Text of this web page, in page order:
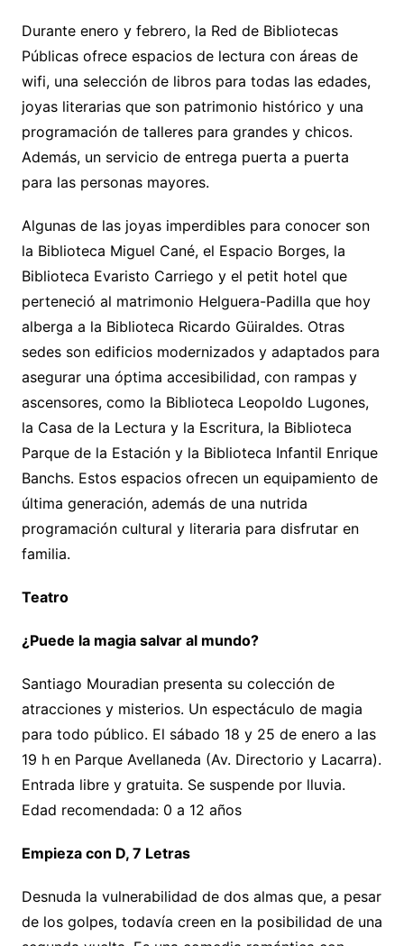
Durante enero y febrero, la Red de Bibliotecas
Públicas ofrece espacios de lectura con áreas de
wifi, una selección de libros para todas las edades,
joyas literarias que son patrimonio histórico y una
programación de talleres para grandes y chicos.
Además, un servicio de entrega puerta a puerta
para las personas mayores.
Algunas de las joyas imperdibles para conocer son
la Biblioteca Miguel Cané, el Espacio Borges, la
Biblioteca Evaristo Carriego y el petit hotel que
perteneció al matrimonio Helguera-Padilla que hoy
alberga a la Biblioteca Ricardo Güiraldes. Otras
sedes son edificios modernizados y adaptados para
asegurar una óptima accesibilidad, con rampas y
ascensores, como la Biblioteca Leopoldo Lugones,
la Casa de la Lectura y la Escritura, la Biblioteca
Parque de la Estación y la Biblioteca Infantil Enrique
Banchs. Estos espacios ofrecen un equipamiento de
última generación, además de una nutrida
programación cultural y literaria para disfrutar en
familia.
Teatro
¿Puede la magia salvar al mundo?
Santiago Mouradian presenta su colección de
atracciones y misterios. Un espectáculo de magia
para todo público. El sábado 18 y 25 de enero a las
19 h en Parque Avellaneda (Av. Directorio y Lacarra).
Entrada libre y gratuita. Se suspende por lluvia.
Edad recomendada: 0 a 12 años
Empieza con D, 7 Letras
Desnuda la vulnerabilidad de dos almas que, a pesar
de los golpes, todavía creen en la posibilidad de una